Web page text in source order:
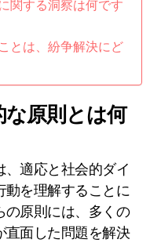
関する洞察は何です
とは、紛争解決にど
原則とは何
適応と社会的ダイ
動を理解することに
の原則には、多くの
直面した問題を解決